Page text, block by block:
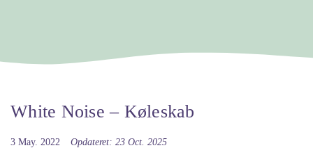
White Noise – Køleskab
3 May. 2022 Opdateret: 23 Oct. 2025